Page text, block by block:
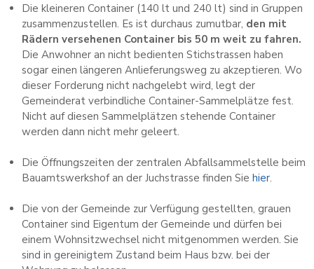
Die kleineren Container (140 lt und 240 lt) sind in Gruppen
zusammenzustellen. Es ist durchaus zumutbar, den mit
Rädern versehenen Container bis 50 m weit zu fahren.
Die Anwohner an nicht bedienten Stichstrassen haben
sogar einen längeren Anlieferungsweg zu akzeptieren. Wo
dieser Forderung nicht nachgelebt wird, legt der
Gemeinderat verbindliche Container-Sammelplätze fest.
Nicht auf diesen Sammelplätzen stehende Container
werden dann nicht mehr geleert.
Die Öffnungszeiten der zentralen Abfallsammelstelle beim
Bauamtswerkshof an der Juchstrasse finden Siehier.
Die von der Gemeinde zur Verfügung gestellten, grauen
Container sind Eigentum der Gemeinde und dürfen bei
einem Wohnsitzwechsel nicht mitgenommen werden. Sie
sind in gereinigtem Zustand beim Haus bzw. bei der